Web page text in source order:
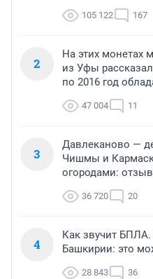
105 122 167
2
На этих монетах
из Уфы
по 2016 год
47 004 11
3
Давлеканово —
Чишмы и
огородами:
36 720 20
4
Как звучит
Башкирии: это
28 843 36